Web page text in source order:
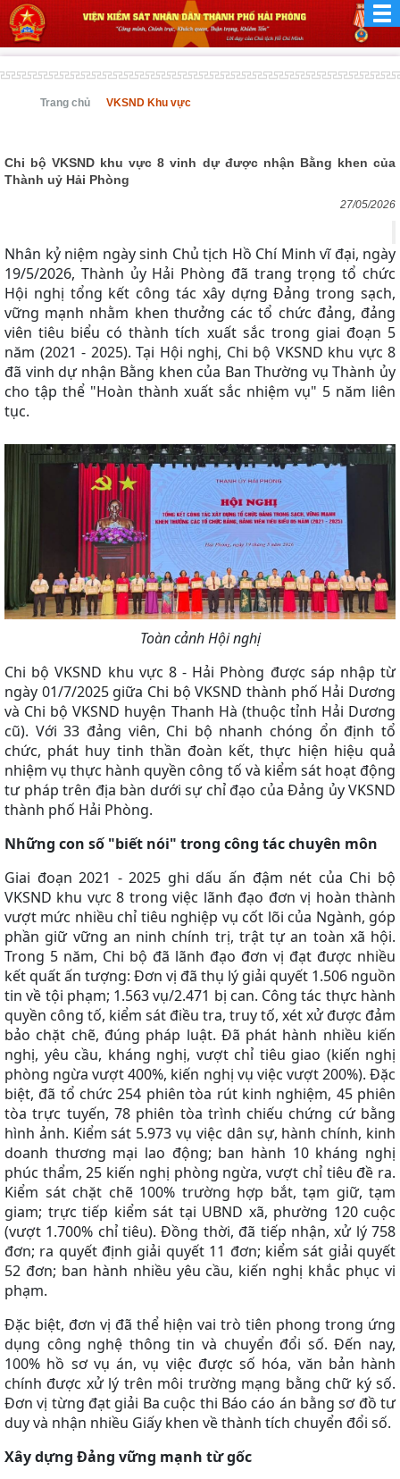
Trang chủ VKSND Khu vực
Chi bộ VKSND khu vực 8 vinh dự được nhận Bằng khen của
Thành uỷ Hải Phòng
27/05/2026
Nhân kỷ niệm ngày sinh Chủ tịch Hồ Chí Minh vĩ đại, ngày
19/5/2026, Thành ủy Hải Phòng đã trang trọng tổ chức
Hội nghị tổng kết công tác xây dựng Đảng trong sạch,
vững mạnh nhằm khen thưởng các tổ chức đảng, đảng
viên tiêu biểu có thành tích xuất sắc trong giai đoạn 5
năm (2021 - 2025). Tại Hội nghị, Chi bộ VKSND khu vực 8
đã vinh dự nhận Bằng khen của Ban Thường vụ Thành ủy
cho tập thể "Hoàn thành xuất sắc nhiệm vụ" 5 năm liên
tục.
Toàn cảnh Hội nghị
Chi bộ VKSND khu vực 8 - Hải Phòng được sáp nhập từ
ngày 01/7/2025 giữa Chi bộ VKSND thành phố Hải Dương
và Chi bộ VKSND huyện Thanh Hà (thuộc tỉnh Hải Dương
cũ). Với 33 đảng viên, Chi bộ nhanh chóng ổn định tổ
chức, phát huy tinh thần đoàn kết, thực hiện hiệu quả
nhiệm vụ thực hành quyền công tố và kiểm sát hoạt động
tư pháp trên địa bàn dưới sự chỉ đạo của Đảng ủy VKSND
thành phố Hải Phòng.
Những con số "biết nói" trong công tác chuyên môn
Giai đoạn 2021 - 2025 ghi dấu ấn đậm nét của Chi bộ
VKSND khu vực 8 trong việc lãnh đạo đơn vị hoàn thành
vượt mức nhiều chỉ tiêu nghiệp vụ cốt lõi của Ngành, góp
phần giữ vững an ninh chính trị, trật tự an toàn xã hội.
Trong 5 năm, Chi bộ đã lãnh đạo đơn vị đạt được nhiều
kết quất ấn tượng: Đơn vị đã thụ lý giải quyết 1.506 nguồn
tin về tội phạm; 1.563 vụ/2.471 bị can. Công tác thực hành
quyền công tố, kiểm sát điều tra, truy tố, xét xử được đảm
bảo chặt chẽ, đúng pháp luật. Đã phát hành nhiều kiến
nghị, yêu cầu, kháng nghị, vượt chỉ tiêu giao (kiến nghị
phòng ngừa vượt 400%, kiến nghị vụ việc vượt 200%). Đặc
biệt, đã tổ chức 254 phiên tòa rút kinh nghiệm, 45 phiên
tòa trực tuyến, 78 phiên tòa trình chiếu chứng cứ bằng
hình ảnh. Kiểm sát 5.973 vụ việc dân sự, hành chính, kinh
doanh thương mại lao động; ban hành 10 kháng nghị
phúc thẩm, 25 kiến nghị phòng ngừa, vượt chỉ tiêu đề ra.
Kiểm sát chặt chẽ 100% trường hợp bắt, tạm giữ, tạm
giam; trực tiếp kiểm sát tại UBND xã, phường 120 cuộc
(vượt 1.700% chỉ tiêu). Đồng thời, đã tiếp nhận, xử lý 758
đơn; ra quyết định giải quyết 11 đơn; kiểm sát giải quyết
52 đơn; ban hành nhiều yêu cầu, kiến nghị khắc phục vi
phạm.
Đặc biệt, đơn vị đã thể hiện vai trò tiên phong trong ứng
dụng công nghệ thông tin và chuyển đổi số. Đến nay,
100% hồ sơ vụ án, vụ việc được số hóa, văn bản hành
chính được xử lý trên môi trường mạng bằng chữ ký số.
Đơn vị từng đạt giải Ba cuộc thi Báo cáo án bằng sơ đồ tư
duy và nhận nhiều Giấy khen về thành tích chuyển đổi số.
Xây dựng Đảng vững mạnh từ gốc